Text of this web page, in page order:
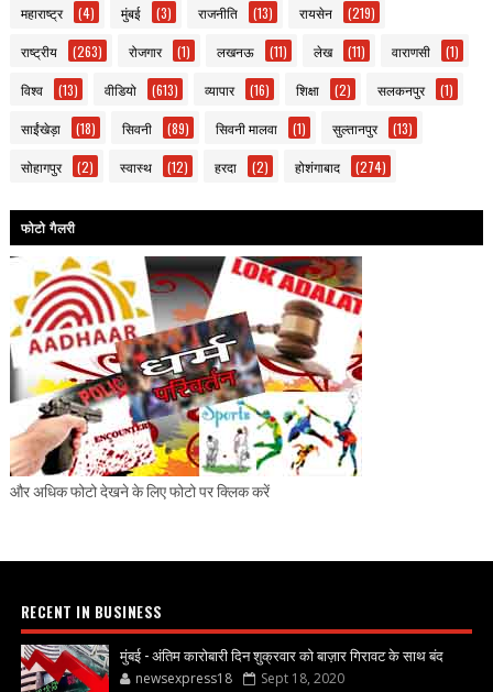
महाराष्ट्र (4) मुंबई (3) राजनीति (13) रायसेन (219)
राष्ट्रीय (263) रोजगार (1) लखनऊ (11) लेख (11) वाराणसी (1)
विश्व (13) वीडियो (613) व्यापार (16) शिक्षा (2) सलकनपुर (1)
साईंखेड़ा (18) सिवनी (89) सिवनी मालवा (1) सुल्तानपुर (13)
सोहागपुर (2) स्वास्थ (12) हरदा (2) होशंगाबाद (274)
फोटो गैलरी
और अधिक फोटो देखने के लिए फोटो पर क्लिक करें
RECENT IN BUSINESS
मुंबई - अंतिम कारोबारी दिन शुक्रवार को बाज़ार गिरावट के साथ बंद
newsexpress18 Sept 18, 2020